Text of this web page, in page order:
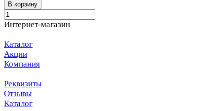
В корзину
Интернет-магазин
Каталог
Акции
Компания
Реквизиты
Отзывы
Каталог